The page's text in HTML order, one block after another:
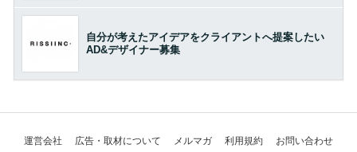
自分が考えたアイデアをクライアントへ提案したい
AD&デザイナー募集
運営会社 広告・取材について メルマガ 利用規約 お問い合わせ